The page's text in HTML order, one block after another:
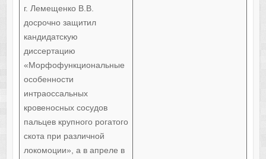
г. Лемещенко В.В.
досрочно защитил
кандидатскую
диссертацию
«Морфофункциональные
особенности
интраоссальных
кровеносных сосудов
пальцев крупного рогатого
скота при различной
локомоции», а в апреле в